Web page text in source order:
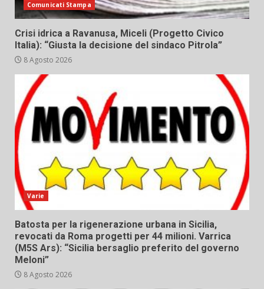
Comunicati Stampa
Crisi idrica a Ravanusa, Miceli (Progetto Civico
Italia): “Giusta la decisione del sindaco Pitrola”
8 Agosto 2026
Varie
Batosta per la rigenerazione urbana in Sicilia,
revocati da Roma progetti per 44 milioni. Varrica
(M5S Ars): “Sicilia bersaglio preferito del governo
Meloni”
8 Agosto 2026